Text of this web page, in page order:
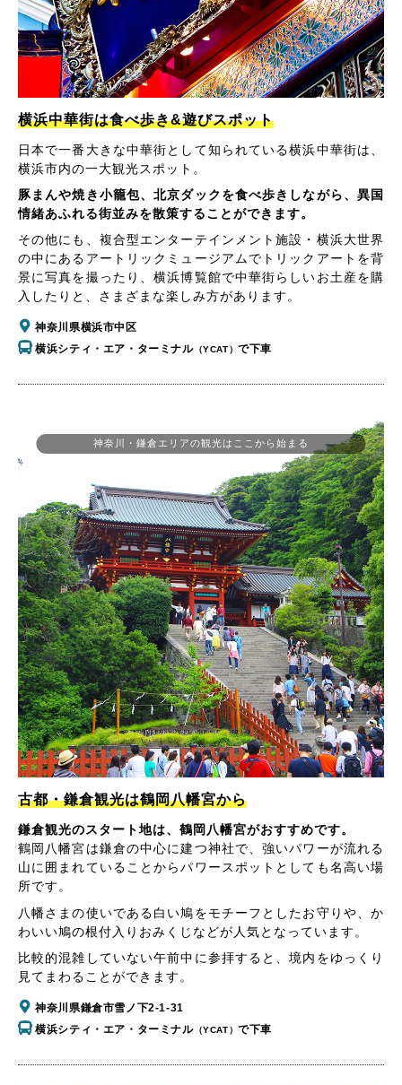
横浜中華街は食べ歩き&遊びスポット
日本で一番大きな中華街として知られている横浜中華街は、
横浜市内の一大観光スポット。
豚まんや焼き小籠包、北京ダックを食べ歩きしながら、異国
情緒あふれる街並みを散策することができます。
その他にも、複合型エンターテインメント施設・横浜大世界
の中にあるアートリックミュージアムでトリックアートを背
景に写真を撮ったり、横浜博覧館で中華街らしいお土産を購
入したりと、さまざまな楽しみ方があります。
神奈川県横浜市中区
横浜シティ・エア・ターミナル（YCAT）で下車
神奈川・鎌倉エリアの観光はここから始まる
古都・鎌倉観光は鶴岡八幡宮から
鎌倉観光のスタート地は、鶴岡八幡宮がおすすめです。
鶴岡八幡宮は鎌倉の中心に建つ神社で、強いパワーが流れる
山に囲まれていることからパワースポットとしても名高い場
所です。
八幡さまの使いである白い鳩をモチーフとしたお守りや、か
わいい鳩の根付入りおみくじなどが人気となっています。
比較的混雑していない午前中に参拝すると、境内をゆっくり
見てまわることができます。
神奈川県鎌倉市雪ノ下2-1-31
横浜シティ・エア・ターミナル（YCAT）で下車